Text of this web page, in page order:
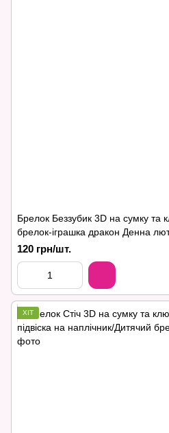
Брелок Беззубик 3D на сумку та
брелок-іграшка дракон Денна
120 грн/шт.
ХІТ